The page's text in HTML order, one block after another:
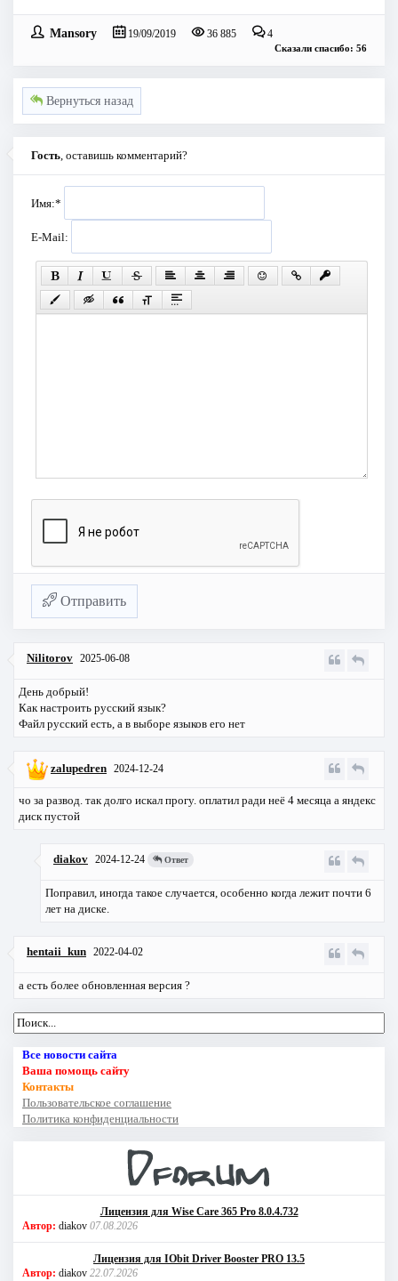
Mansory 19/09/2019 36 885 4
Сказали спасибо: 56
Вернуться назад
Гость, оставишь комментарий?
Имя:*
E-Mail:
Отправить
Nilitorov 2025-06-08
День добрый!
Как настроить русский язык?
Файл русский есть, а в выборе языков его нет
zalupedren 2024-12-24
чо за развод. так долго искал прогу. оплатил ради неё 4 месяца а яндекс
диск пустой
diakov 2024-12-24 Ответ
Поправил, иногда такое случается, особенно когда лежит почти 6
лет на диске.
hentaii_kun 2022-04-02
а есть более обновленная версия ?
Все новости сайта
Ваша помощь сайту
Контакты
Пользовательское соглашение
Политика конфиденциальности
Лицензия для Wise Care 365 Pro 8.0.4.732
Автор: diakov 07.08.2026
Лицензия для IObit Driver Booster PRO 13.5
Автор: diakov 22.07.2026